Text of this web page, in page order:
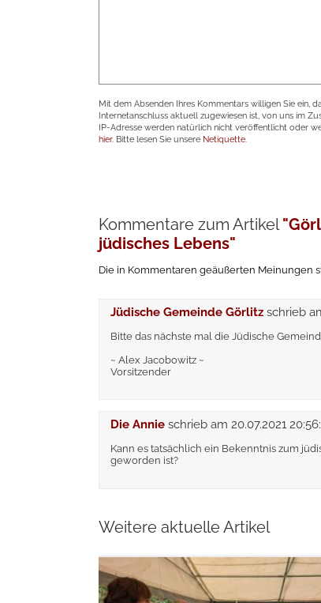
Mit dem Absenden Ihres Kommentars willigen Sie ein,
Internetanschluss aktuell zugewiesen ist, von uns im
IP-Adresse werden natürlich nicht veröffentlicht oder
hier. Bitte lesen Sie unsere Netiquette.
Kommentare zum Artikel
jüdisches Lebens"
Die in Kommentaren geäußerten Meinungen
Jüdische Gemeinde Görlitz schrieb
Bitte das nächste mal die Jüdische
~ Alex Jacobowitz ~
Vorsitzender
Die Annie schrieb am20.07.2021
Kann es tatsächlich ein Bekenntnis zum
geworden ist?
Weitere aktuelle Artikel
weiterlesen